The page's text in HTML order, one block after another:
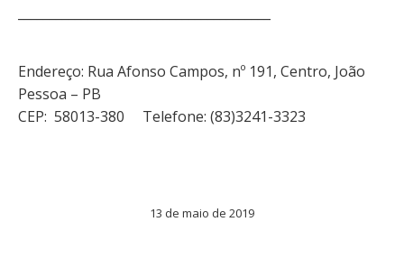
Endereço: Rua Afonso Campos, nº 191, Centro, João
Pessoa – PB
CEP: 58013-380 Telefone: (83)3241-3323
13 de maio de 2019